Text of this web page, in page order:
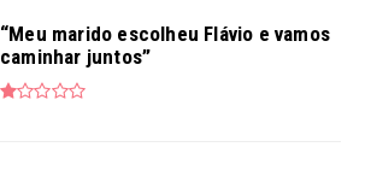
“Meu marido escolheu Flávio e vamos
caminhar juntos”